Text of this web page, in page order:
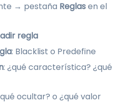
→ pestaña Reglasen el
regla
: Blacklist o Predefine
: ¿qué característica? ¿qué
ocultar? o ¿qué valor